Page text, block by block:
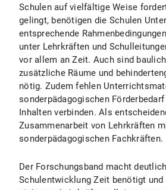
Schulen auf vielfältige Weise
gelingt, benötigen die Schulen
entsprechende
unter Lehrkräften und
vor allem an Zeit. Auch sind
zusätzliche Räume und
nötig. Zudem fehlen
sonderpädagogischen
Inhalten verbinden. Als
Zusammenarbeit von Lehrkräften
sonderpädagogischen Fachkräften.
Der Forschungsband macht
Schulentwicklung Zeit benötigt